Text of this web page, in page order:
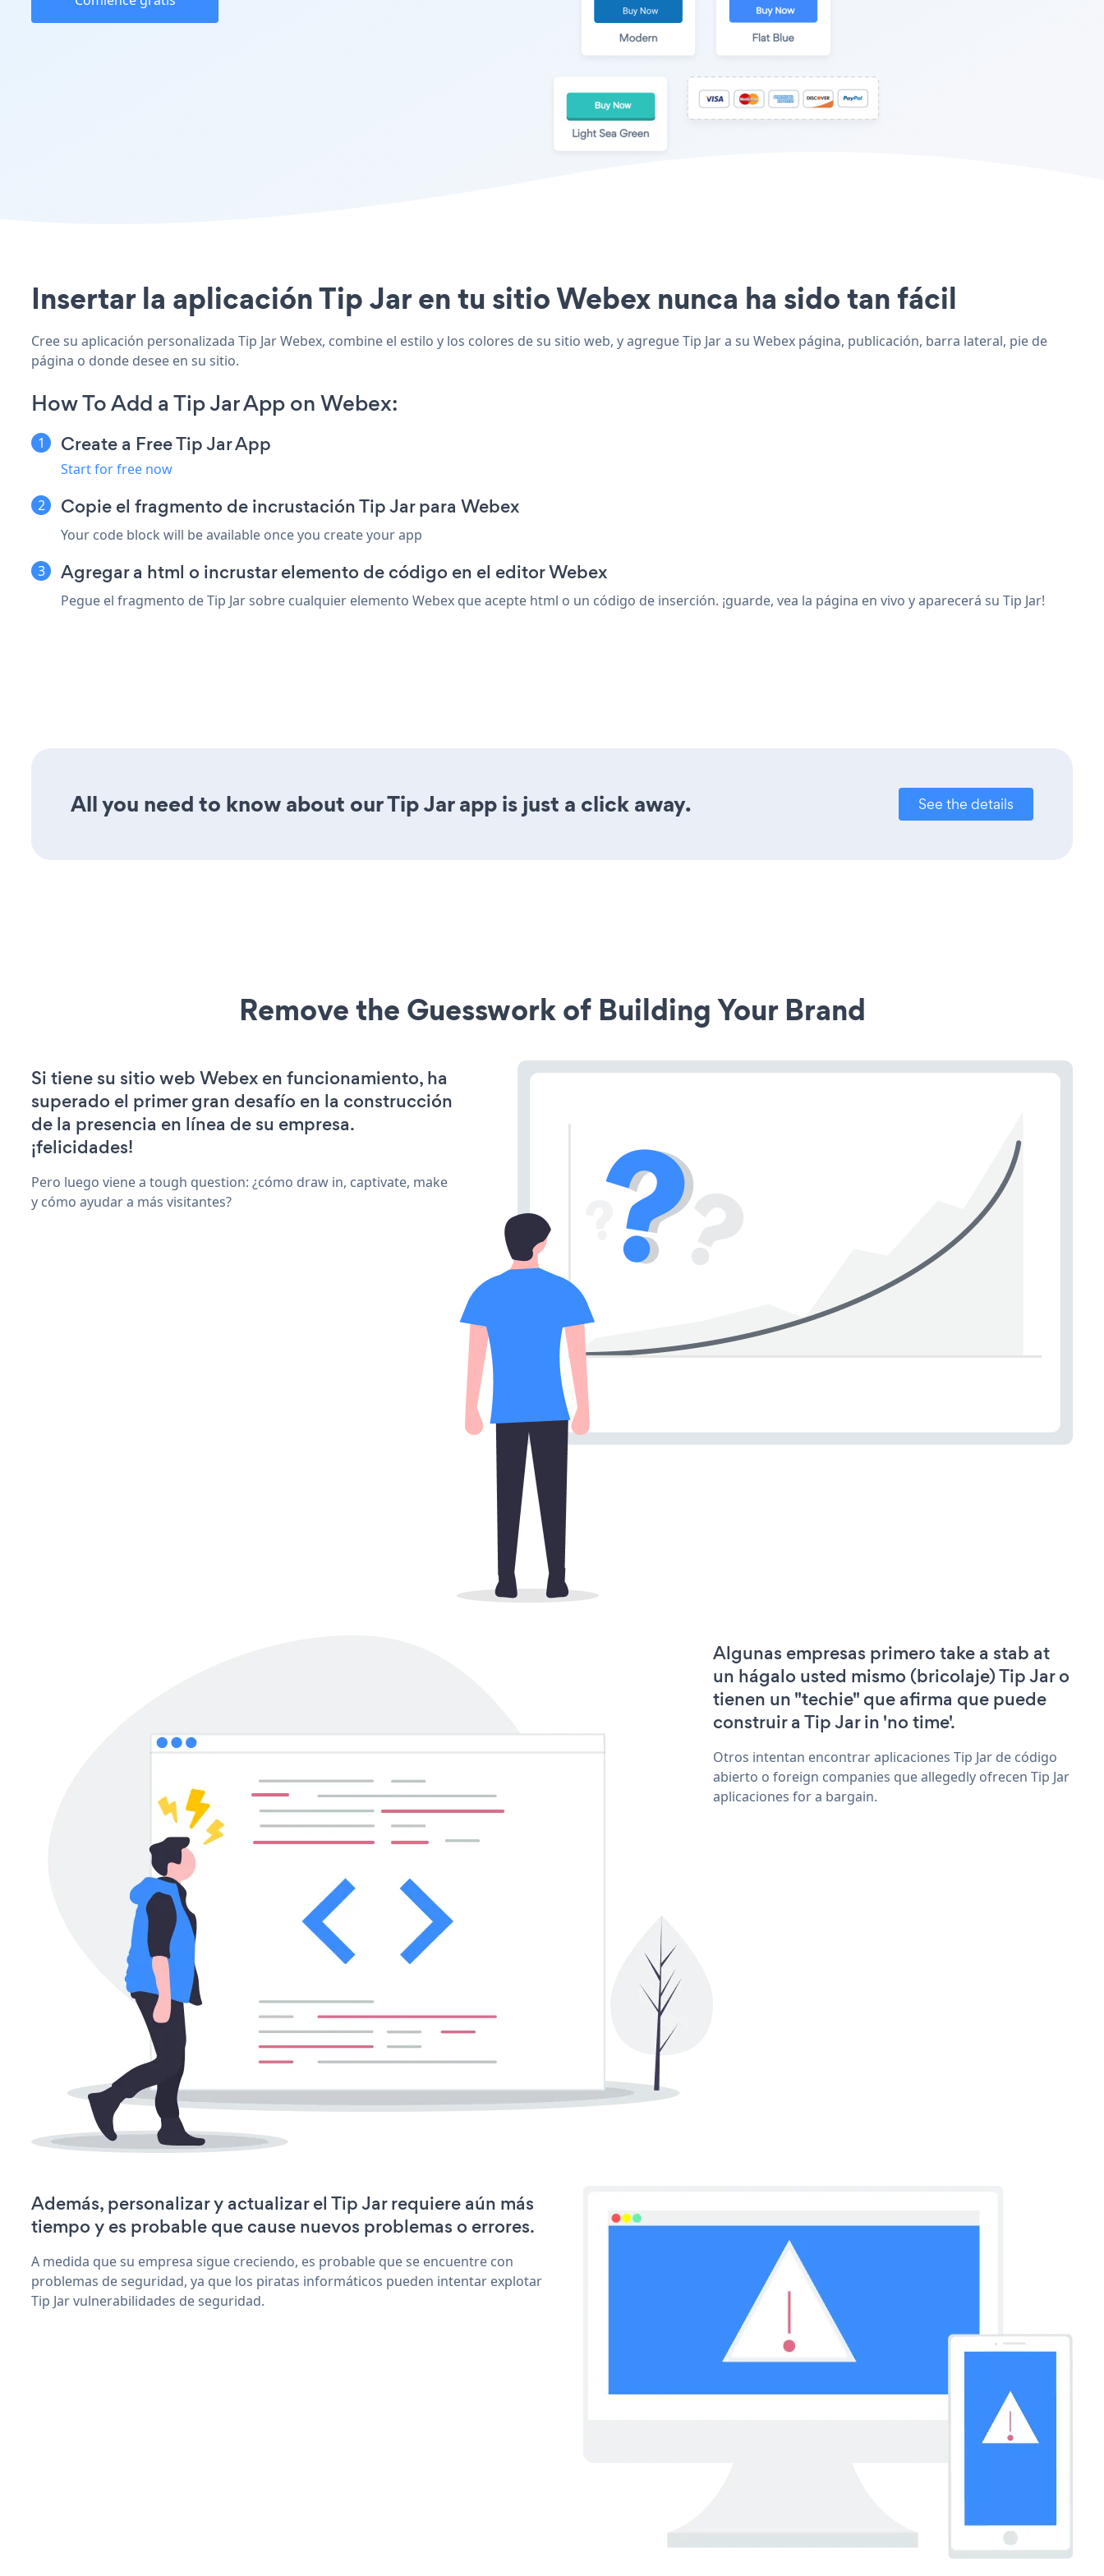
Insertar la aplicación Tip Jar en tu sitio Webex nunca ha sido tan fácil
Cree su aplicación personalizada Tip Jar Webex, combine el estilo y los colores de su sitio web, y agregue Tip Jar a su Webex página, publicación, barra lateral, pie de
página o donde desee en su sitio.
How To Add a Tip Jar App on Webex:
Create a Free Tip Jar App
Start for free now
Copie el fragmento de incrustación Tip Jar para Webex
Your code block will be available once you create your app
Agregar a html o incrustar elemento de código en el editor Webex
Pegue el fragmento de Tip Jar sobre cualquier elemento Webex que acepte html o un código de inserción. ¡guarde, vea la página en vivo y aparecerá su Tip Jar!
All you need to know about our Tip Jar app is just a click away. See the details
Remove the Guesswork of Building Your Brand
Si tiene su sitio web Webex en funcionamiento, ha
superado el primer gran desafío en la construcción
de la presencia en línea de su empresa.
¡felicidades!
Pero luego viene a tough question: ¿cómo draw in, captivate, make
y cómo ayudar a más visitantes?
Algunas empresas primero take a stab at
un hágalo usted mismo (bricolaje) Tip Jar o
tienen un "techie" que afirma que puede
construir a Tip Jar in 'no time'.
Otros intentan encontrar aplicaciones Tip Jar de código
abierto o foreign companies que allegedly ofrecen Tip Jar
aplicaciones for a bargain.
Además, personalizar y actualizar el Tip Jar requiere aún más
tiempo y es probable que cause nuevos problemas o errores.
A medida que su empresa sigue creciendo, es probable que se encuentre con
problemas de seguridad, ya que los piratas informáticos pueden intentar explotar
Tip Jar vulnerabilidades de seguridad.